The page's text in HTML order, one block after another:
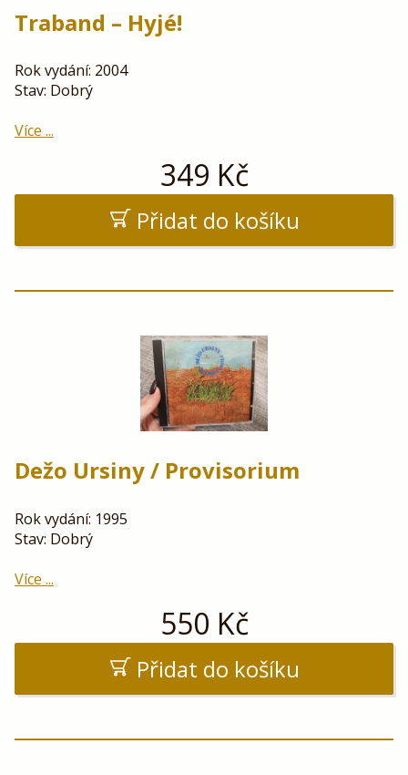
Traband – Hyjé!
Rok vydání: 2004
Stav: Dobrý
Více ...
349 Kč
Přidat do košíku
Dežo Ursiny / Provisorium
Rok vydání: 1995
Stav: Dobrý
Více ...
550 Kč
Přidat do košíku